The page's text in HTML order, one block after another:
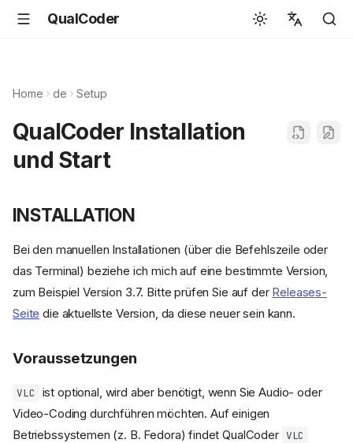
QualCoder
Français
日本語
Italiano
Home de Setup
QualCoder Installation
und Start
INSTALLATION
Bei den manuellen Installationen (über die Befehlszeile oder
das Terminal) beziehe ich mich auf eine bestimmte Version,
zum Beispiel Version 3.7. Bitte prüfen Sie auf der Releases-
Seite die aktuellste Version, da diese neuer sein kann.
Voraussetzungen
VLC
ist optional, wird aber benötigt, wenn Sie Audio- oder
Video-Coding durchführen möchten. Auf einigen
Betriebssystemen (z. B. Fedora) findet QualCoder VLC